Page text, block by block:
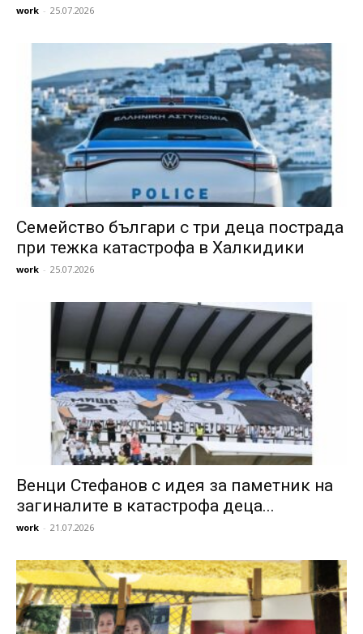
work - 25.07.2026
Семейство българи с три деца пострада
при тежка катастрофа в Халкидики
work - 25.07.2026
Венци Стефанов с идея за паметник на
загиналите в катастрофа деца...
work - 21.07.2026